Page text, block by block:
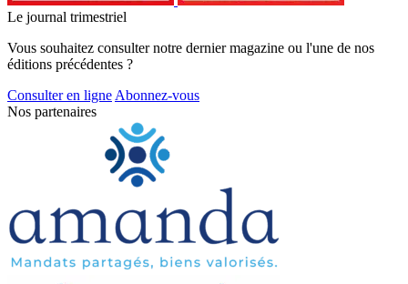
Le journal trimestriel
Vous souhaitez consulter notre dernier magazine ou l'une de nos
éditions précédentes ?
Consulter en ligne Abonnez-vous
Nos partenaires